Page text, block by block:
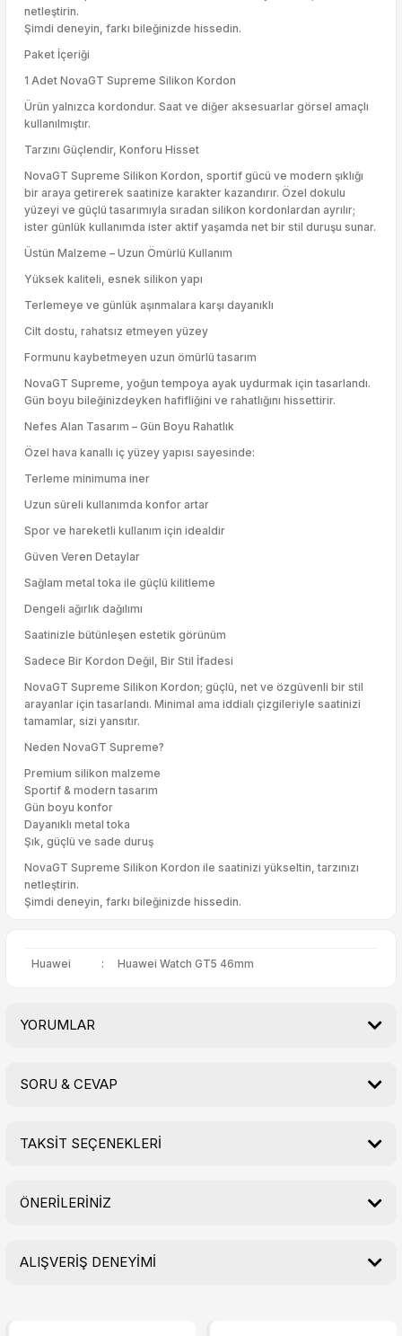
netleştirin.
Şimdi deneyin, farkı bileğinizde hissedin.
Paket İçeriği
1 Adet NovaGT Supreme Silikon Kordon
Ürün yalnızca kordondur. Saat ve diğer aksesuarlar görsel amaçlı
kullanılmıştır.
Tarzını Güçlendir, Konforu Hisset
NovaGT Supreme Silikon Kordon, sportif gücü ve modern şıklığı
bir araya getirerek saatinize karakter kazandırır. Özel dokulu
yüzeyi ve güçlü tasarımıyla sıradan silikon kordonlardan ayrılır;
ister günlük kullanımda ister aktif yaşamda net bir stil duruşu sunar.
Üstün Malzeme – Uzun Ömürlü Kullanım
Yüksek kaliteli, esnek silikon yapı
Terlemeye ve günlük aşınmalara karşı dayanıklı
Cilt dostu, rahatsız etmeyen yüzey
Formunu kaybetmeyen uzun ömürlü tasarım
NovaGT Supreme, yoğun tempoya ayak uydurmak için tasarlandı.
Gün boyu bileğinizdeyken hafifliğini ve rahatlığını hissettirir.
Nefes Alan Tasarım – Gün Boyu Rahatlık
Özel hava kanallı iç yüzey yapısı sayesinde:
Terleme minimuma iner
Uzun süreli kullanımda konfor artar
Spor ve hareketli kullanım için idealdir
Güven Veren Detaylar
Sağlam metal toka ile güçlü kilitleme
Dengeli ağırlık dağılımı
Saatinizle bütünleşen estetik görünüm
Sadece Bir Kordon Değil, Bir Stil İfadesi
NovaGT Supreme Silikon Kordon; güçlü, net ve özgüvenli bir stil
arayanlar için tasarlandı. Minimal ama iddialı çizgileriyle saatinizi
tamamlar, sizi yansıtır.
Neden NovaGT Supreme?
Premium silikon malzeme
Sportif & modern tasarım
Gün boyu konfor
Dayanıklı metal toka
Şık, güçlü ve sade duruş
NovaGT Supreme Silikon Kordon ile saatinizi yükseltin, tarzınızı
netleştirin.
Şimdi deneyin, farkı bileğinizde hissedin.
Huawei : Huawei Watch GT5 46mm
YORUMLAR
SORU & CEVAP
TAKSİT SEÇENEKLERİ
ÖNERİLERİNİZ
Bu ürünün fiyat bilgisi, resim, ürün açıklamalarında ve diğer
ALIŞVERİŞ DENEYİMİ